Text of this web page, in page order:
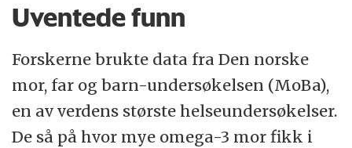
Uventede funn
Forskerne brukte data fra Den norske
mor, far og barn-undersøkelsen (MoBa),
en av verdens største helseundersøkelser.
De så på hvor mye omega-3 mor fikk i